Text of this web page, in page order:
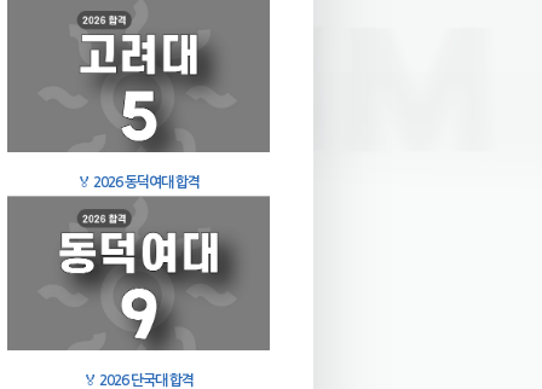
🏅 2026 동덕여대 합격
🏅 2026 단국대 합격